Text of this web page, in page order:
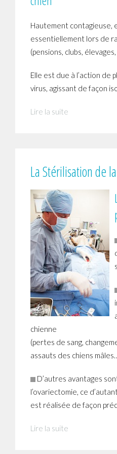
Hautement contagieuse,
essentiellement lors de
(pensions, clubs,
Elle est due à l’action de
virus, agissant de façon
Lire la suite
La Stérilisation de
chienne
(pertes de sang,
assauts des chiens
D’autres avantages
l’ovariectomie, ce
est réalisée de façon
Lire la suite